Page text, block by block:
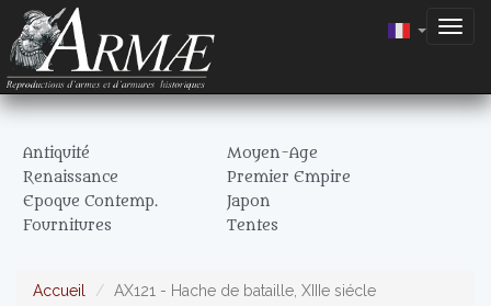
Antiquité
Moyen-Age
Renaissance
Premier Empire
Epoque Contemp.
Japon
Fournitures
Tentes
Accueil AX121 - Hache de bataille, XIIIe siécle